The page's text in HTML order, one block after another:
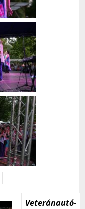
Veteránautó-